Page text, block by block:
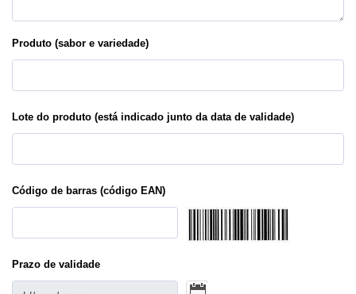
Produto (sabor e variedade)
Lote do produto (está indicado junto da data de validade)
Código de barras (código EAN)
Prazo de validade